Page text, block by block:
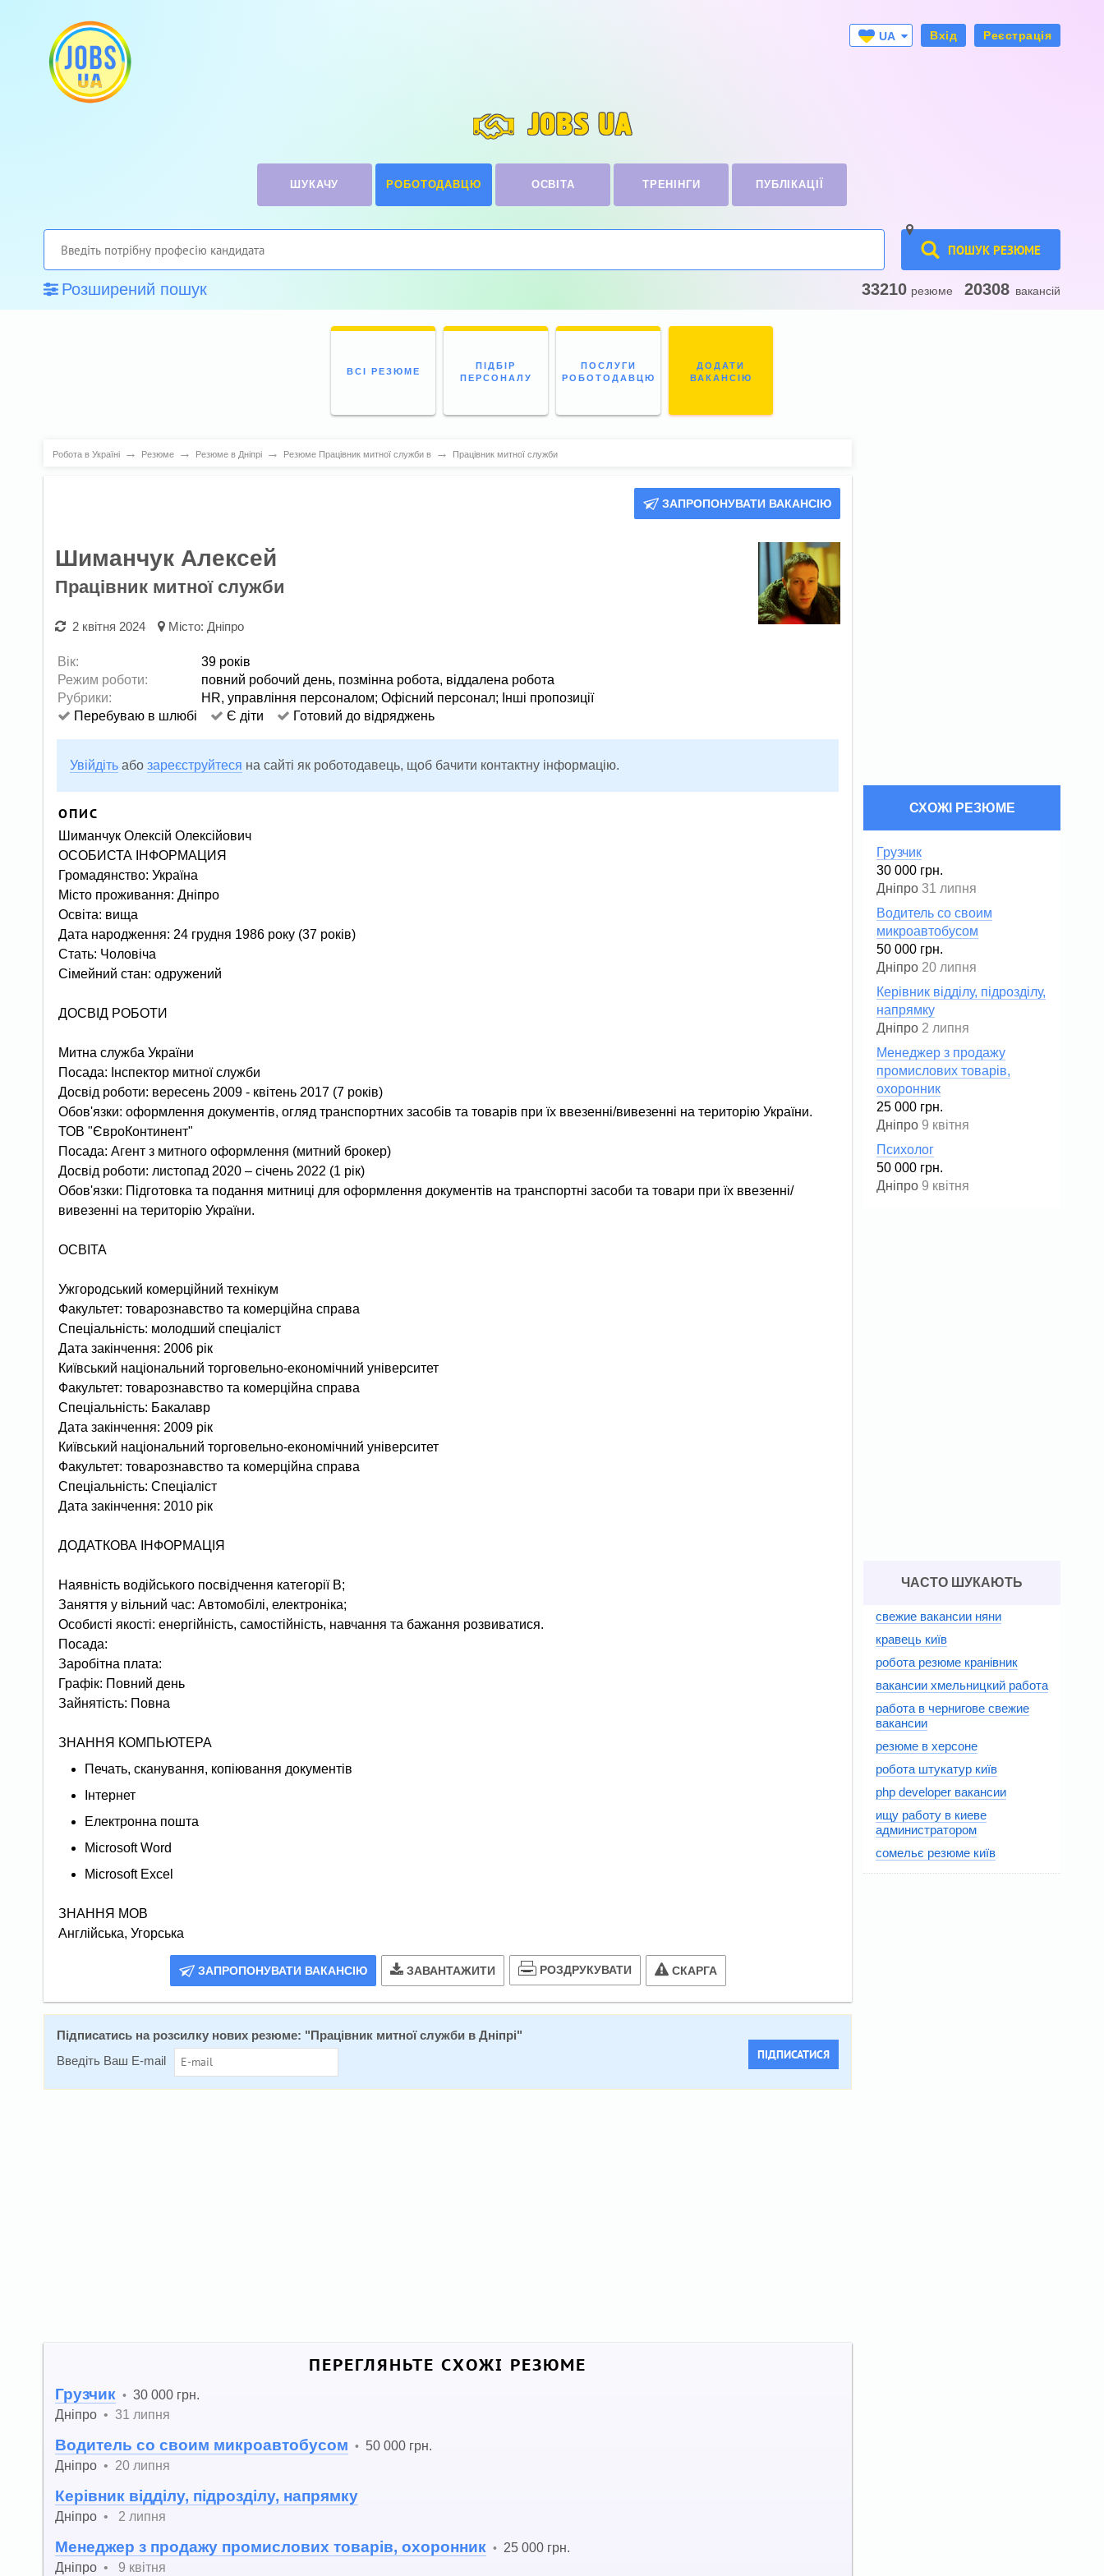
UA
Вхід Реєстрація
JOBS UA
ШУКАЧУ РОБОТОДАВЦЮ ОСВІТА ТРЕНІНГИ ПУБЛІКАЦІЇ
ПОШУК РЕЗЮМЕ
Розширений пошук 33210 резюме 20308 вакансій
ВСІ РЕЗЮМЕ
ПІДБІР
ПЕРСОНАЛУ
ПОСЛУГИ
РОБОТОДАВЦЮ
ДОДАТИ
ВАКАНСІЮ
Робота в Україні → Резюме → Резюме в Дніпрі → Резюме Працівник митної служби в → Працівник митної служби
ЗАПРОПОНУВАТИ ВАКАНСІЮ
Шиманчук Алексей
Працівник митної служби
2 квітня 2024 Місто:Дніпро
Вік:
39 років
Режим роботи:
повний робочий день, позмінна робота, віддалена робота
Рубрики:
HR, управління персоналом; Офісний персонал; Інші пропозиції
Перебуваю в шлюбі
Є діти Готовий до відряджень
Увійдіть або зареєструйтеся на сайті як роботодавець, щоб бачити контактну інформацію.
ОПИС
Шиманчук Олексій Олексійович
ОСОБИСТА ІНФОРМАЦИЯ
Громадянство: Україна
Місто проживання: Дніпро
Освіта: вища
Дата народження: 24 грудня 1986 року (37 років)
Стать: Чоловіча
Сімейний стан: одружений
ДОСВІД РОБОТИ
Митна служба України
Посада: Інспектор митної служби
Досвід роботи: вересень 2009 - квітень 2017 (7 років)
Обов'язки: оформлення документів, огляд транспортних засобів та товарів при їх ввезенні/вивезенні на територію України.
ТОВ "ЄвроКонтинент"
Посада: Агент з митного оформлення (митний брокер)
Досвід роботи: листопад 2020 – січень 2022 (1 рік)
Обов'язки: Підготовка та подання митниці для оформлення документів на транспортні засоби та товари при їх ввезенні/
вивезенні на територію України.
ОСВІТА
Ужгородський комерційний технікум
Факультет: товарознавство та комерційна справа
Спеціальність: молодший спеціаліст
Дата закінчення: 2006 рік
Київський національний торговельно-економічний університет
Факультет: товарознавство та комерційна справа
Спеціальність: Бакалавр
Дата закінчення: 2009 рік
Київський національний торговельно-економічний університет
Факультет: товарознавство та комерційна справа
Спеціальність: Спеціаліст
Дата закінчення: 2010 рік
ДОДАТКОВА ІНФОРМАЦІЯ
Наявність водійського посвідчення категорії B;
Заняття у вільний час: Автомобілі, електроніка;
Особисті якості: енергійність, самостійність, навчання та бажання розвиватися.
Посада:
Заробітна плата:
Графік: Повний день
Зайнятість: Повна
ЗНАННЯ КОМПЬЮТЕРА
Печать, сканування, копіювання документів
Інтернет
Електронна пошта
Microsoft Word
Microsoft Excel
ЗНАННЯ МОВ
Англійська, Угорська
ЗАПРОПОНУВАТИ ВАКАНСІЮ ЗАВАНТАЖИТИ РОЗДРУКУВАТИ СКАРГА
Підписатись на розсилку нових резюме: "Працівник митної служби в Дніпрі"
Введіть Ваш E-mail
ПІДПИСАТИСЯ
ПЕРЕГЛЯНЬТЕ СХОЖІ РЕЗЮМЕ
Грузчик • 30 000 грн.
Дніпро • 31 липня
Водитель со своим микроавтобусом • 50 000 грн.
Дніпро • 20 липня
Керівник відділу, підрозділу, напрямку
Дніпро • 2 липня
Менеджер з продажу промислових товарів, охоронник • 25 000 грн.
Дніпро • 9 квітня
СХОЖІ РЕЗЮМЕ
Грузчик
30 000 грн.
Дніпро 31 липня
Водитель со своим
микроавтобусом
50 000 грн.
Дніпро 20 липня
Керівник відділу, підрозділу,
напрямку
Дніпро 2 липня
Менеджер з продажу
промислових товарів,
охоронник
25 000 грн.
Дніпро 9 квітня
Психолог
50 000 грн.
Дніпро 9 квітня
ЧАСТО ШУКАЮТЬ
свежие вакансии няни
кравець київ
робота резюме кранівник
вакансии хмельницкий работа
работа в чернигове свежие
вакансии
резюме в херсоне
робота штукатур київ
php developer вакансии
ищу работу в киеве
администратором
сомельє резюме київ